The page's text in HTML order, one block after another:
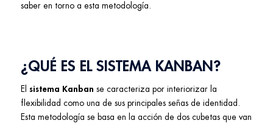
saber en torno a esta metodología.
¿QUÉ ES EL SISTEMA KANBAN?
El sistema Kanban se caracteriza por interiorizar la
flexibilidad como una de sus principales señas de identidad.
Esta metodología se basa en la acción de dos cubetas que van